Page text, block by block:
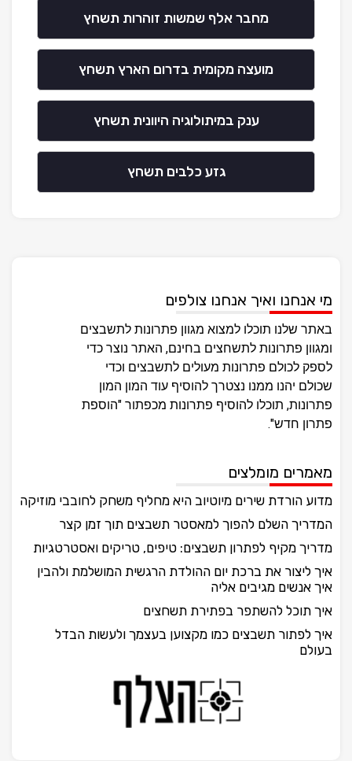
מחבר אלף שמשות זוהרות תשחץ
מועצה מקומית בדרום הארץ תשחץ
ענק במיתולוגיה היוונית תשחץ
גזע כלבים תשחץ
מי אנחנו ואיך אנחנו צולפים
באתר שלנו תוכלו למצוא מגוון פתרונות לתשבצים
ומגוון פתרונות לתשחצים בחינם, האתר נוצר כדי
לספק לכולם פתרונות מעולים לתשבצים וכדי
שכולם יהנו ממנו נצטרך להוסיף עוד המון המון
פתרונות, תוכלו להוסיף פתרונות מכפתור "הוספת
פתרון חדש".
מאמרים מומלצים
מדוע הורדת שירים מיוטיוב היא מחליף משחק לחובבי מוזיקה
המדריך השלם להפוך למאסטר תשבצים תוך זמן קצר
מדריך מקיף לפתרון תשבצים: טיפים, טריקים ואסטרטגיות
איך ליצור את ברכת יום ההולדת הרגשית המושלמת ולהבין
איך אנשים מגיבים אליה
איך תוכל להשתפר בפתירת תשחצים
איך לפתור תשבצים כמו מקצוען בעצמך ולעשות הבדל
בעולם